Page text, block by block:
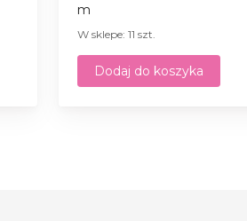
m
W sklepe: 11 szt.
Dodaj do koszyka